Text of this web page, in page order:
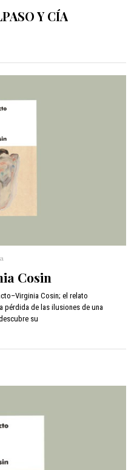
Y CÍA
Cosin
Cosin; el relato
pérdida de las ilusiones de una
su